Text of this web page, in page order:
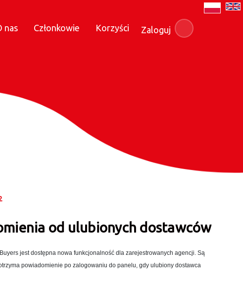
nas Członkowie Korzyści Zaloguj
od ulubionych dostawców
jest dostępna nowa funkcjonalność dla zarejestrowanych agencji. Są
powiadomienie po zalogowaniu do panelu, gdy ulubiony dostawca